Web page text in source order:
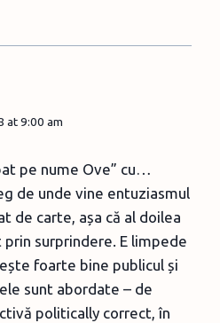
at 9:00 am
pe nume Ove” cu…
de unde vine entuziasmul
de carte, așa că al doilea
surprindere. E limpede
foarte bine publicul și
sunt abordate – de
politically correct, în